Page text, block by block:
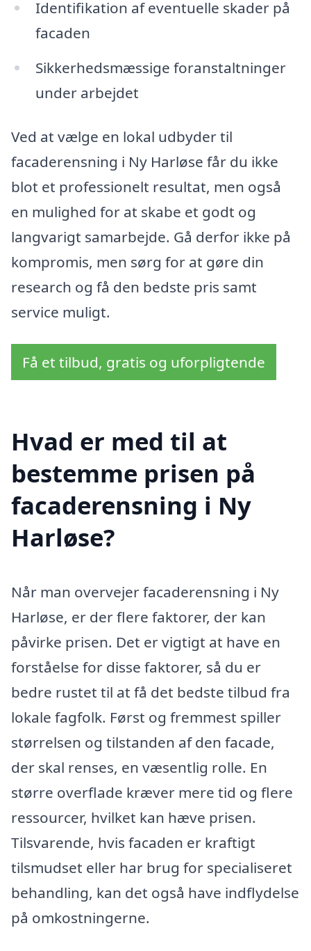
Identifikation af eventuelle skader på
facaden
Sikkerhedsmæssige foranstaltninger
under arbejdet
Ved at vælge en lokal udbyder til
facaderensning i Ny Harløse får du ikke
blot et professionelt resultat, men også
en mulighed for at skabe et godt og
langvarigt samarbejde. Gå derfor ikke på
kompromis, men sørg for at gøre din
research og få den bedste pris samt
service muligt.
Få et tilbud, gratis og uforpligtende
Hvad er med til at
bestemme prisen på
facaderensning i Ny
Harløse?
Når man overvejer facaderensning i Ny
Harløse, er der flere faktorer, der kan
påvirke prisen. Det er vigtigt at have en
forståelse for disse faktorer, så du er
bedre rustet til at få det bedste tilbud fra
lokale fagfolk. Først og fremmest spiller
størrelsen og tilstanden af den facade,
der skal renses, en væsentlig rolle. En
større overflade kræver mere tid og flere
ressourcer, hvilket kan hæve prisen.
Tilsvarende, hvis facaden er kraftigt
tilsmudset eller har brug for specialiseret
behandling, kan det også have indflydelse
på omkostningerne.